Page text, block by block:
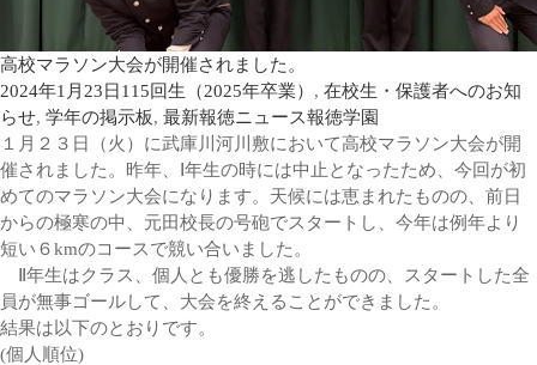
高校マラソン大会が開催されました。
2024年1月23日 115回生（2025年卒業） , 在校生・保護者へのお知
らせ, 学年の掲示板, 最新報徳ニュース報徳学園
１月２３日（火）に武庫川河川敷において高校マラソン大会が開
催されました。昨年、Ⅰ年生の時には中止となったため、今回が初
めてのマラソン大会になります。天候には恵まれたものの、前日
からの極寒の中、元田校長の号砲でスタートし、今年は例年より
短い６kmのコースで競い合いました。
Ⅱ年生はクラス、個人とも優勝を逃したものの、スタートした全
員が無事ゴールして、大会を終えることができました。
結果は以下のとおりです。
(個人順位)